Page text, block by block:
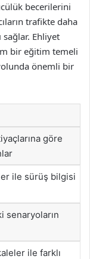
becerilerini
trafikte daha
Ehliyet
bir eğitim temeli
önemli bir
göre
ile sürüş bilgisi
senaryoların
ile farklı